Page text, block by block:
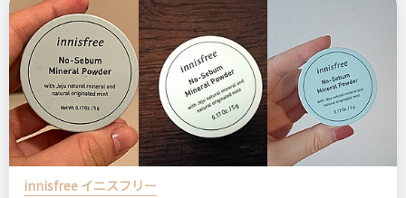
innisfree イニスフリー